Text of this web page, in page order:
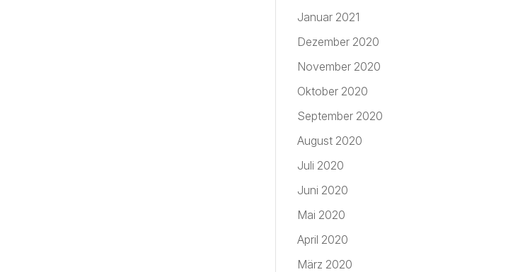
Januar 2021
Dezember 2020
November 2020
Oktober 2020
September 2020
August 2020
Juli 2020
Juni 2020
Mai 2020
April 2020
März 2020